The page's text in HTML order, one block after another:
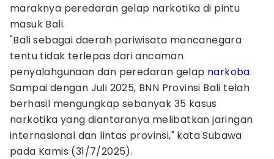
maraknya peredaran gelap narkotika di pintu
masuk Bali.
"Bali sebagai daerah pariwisata mancanegara
tentu tidak terlepas dari ancaman
penyalahgunaan dan peredaran gelap narkoba.
Sampai dengan Juli 2025, BNN Provinsi Bali telah
berhasil mengungkap sebanyak 35 kasus
narkotika yang diantaranya melibatkan jaringan
internasional dan lintas provinsi," kata Subawa
pada Kamis (31/7/2025).